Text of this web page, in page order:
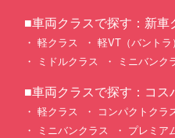
■車両クラスで探す：新車
軽クラス 軽VT（バントラ
ミドルクラス
ミニバンク
■車両クラスで探す：コス
軽クラス コンパクトクラ
ミニバンクラス
プレミア